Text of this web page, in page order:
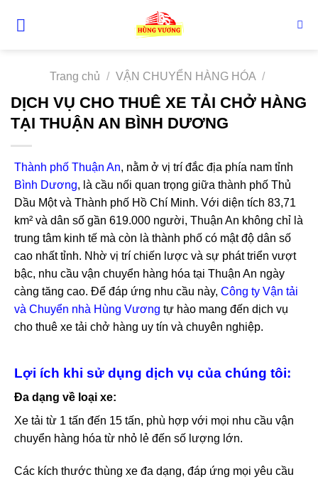
Trang chủ / VẬN CHUYỂN HÀNG HÓA /
DỊCH VỤ CHO THUÊ XE TẢI CHỞ HÀNG
TẠI THUẬN AN BÌNH DƯƠNG
Thành phố Thuận An, nằm ở vị trí đắc địa phía nam tỉnh
Bình Dương, là cầu nối quan trọng giữa thành phố Thủ
Dầu Một và Thành phố Hồ Chí Minh. Với diện tích 83,71
km² và dân số gần 619.000 người, Thuận An không chỉ là
trung tâm kinh tế mà còn là thành phố có mật độ dân số
cao nhất tỉnh. Nhờ vị trí chiến lược và sự phát triển vượt
bậc, nhu cầu vận chuyển hàng hóa tại Thuận An ngày
càng tăng cao. Để đáp ứng nhu cầu này, Công ty Vận tải
và Chuyển nhà Hùng Vương tự hào mang đến dịch vụ
cho thuê xe tải chở hàng uy tín và chuyên nghiệp.
Lợi ích khi sử dụng dịch vụ của chúng tôi:
Đa dạng về loại xe:
Xe tải từ 1 tấn đến 15 tấn, phù hợp với mọi nhu cầu vận
chuyển hàng hóa từ nhỏ lẻ đến số lượng lớn.
Các kích thước thùng xe đa dạng, đáp ứng mọi yêu cầu